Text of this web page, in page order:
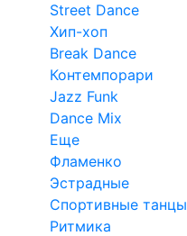
Street Dance
Хип-хоп
Break Dance
Контемпорари
Jazz Funk
Dance Mix
Еще
Фламенко
Эстрадные
Спортивные танцы
Ритмика